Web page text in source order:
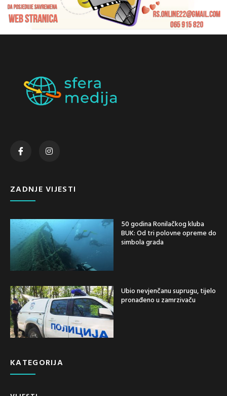
ZADNJE VIJESTI
50 godina Ronilačkog kluba
BUK: Od tri polovne opreme do
simbola grada
Ubio nevjenčanu suprugu, tijelo
pronađeno u zamrzivaču
KATEGORIJA